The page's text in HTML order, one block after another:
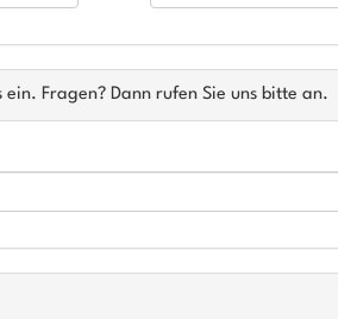
Fragen? Dann rufen Sie uns bitte an.